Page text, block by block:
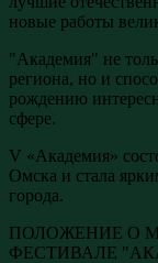
новые работы
"Академия" не
региона, но и
рождению
сфере.
V «Академия»
Омска и стала
города.
ПОЛОЖЕНИЕ О
ФЕСТИВАЛЕ